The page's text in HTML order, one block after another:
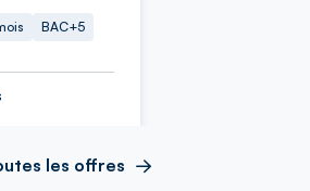
BAC+5
les offres